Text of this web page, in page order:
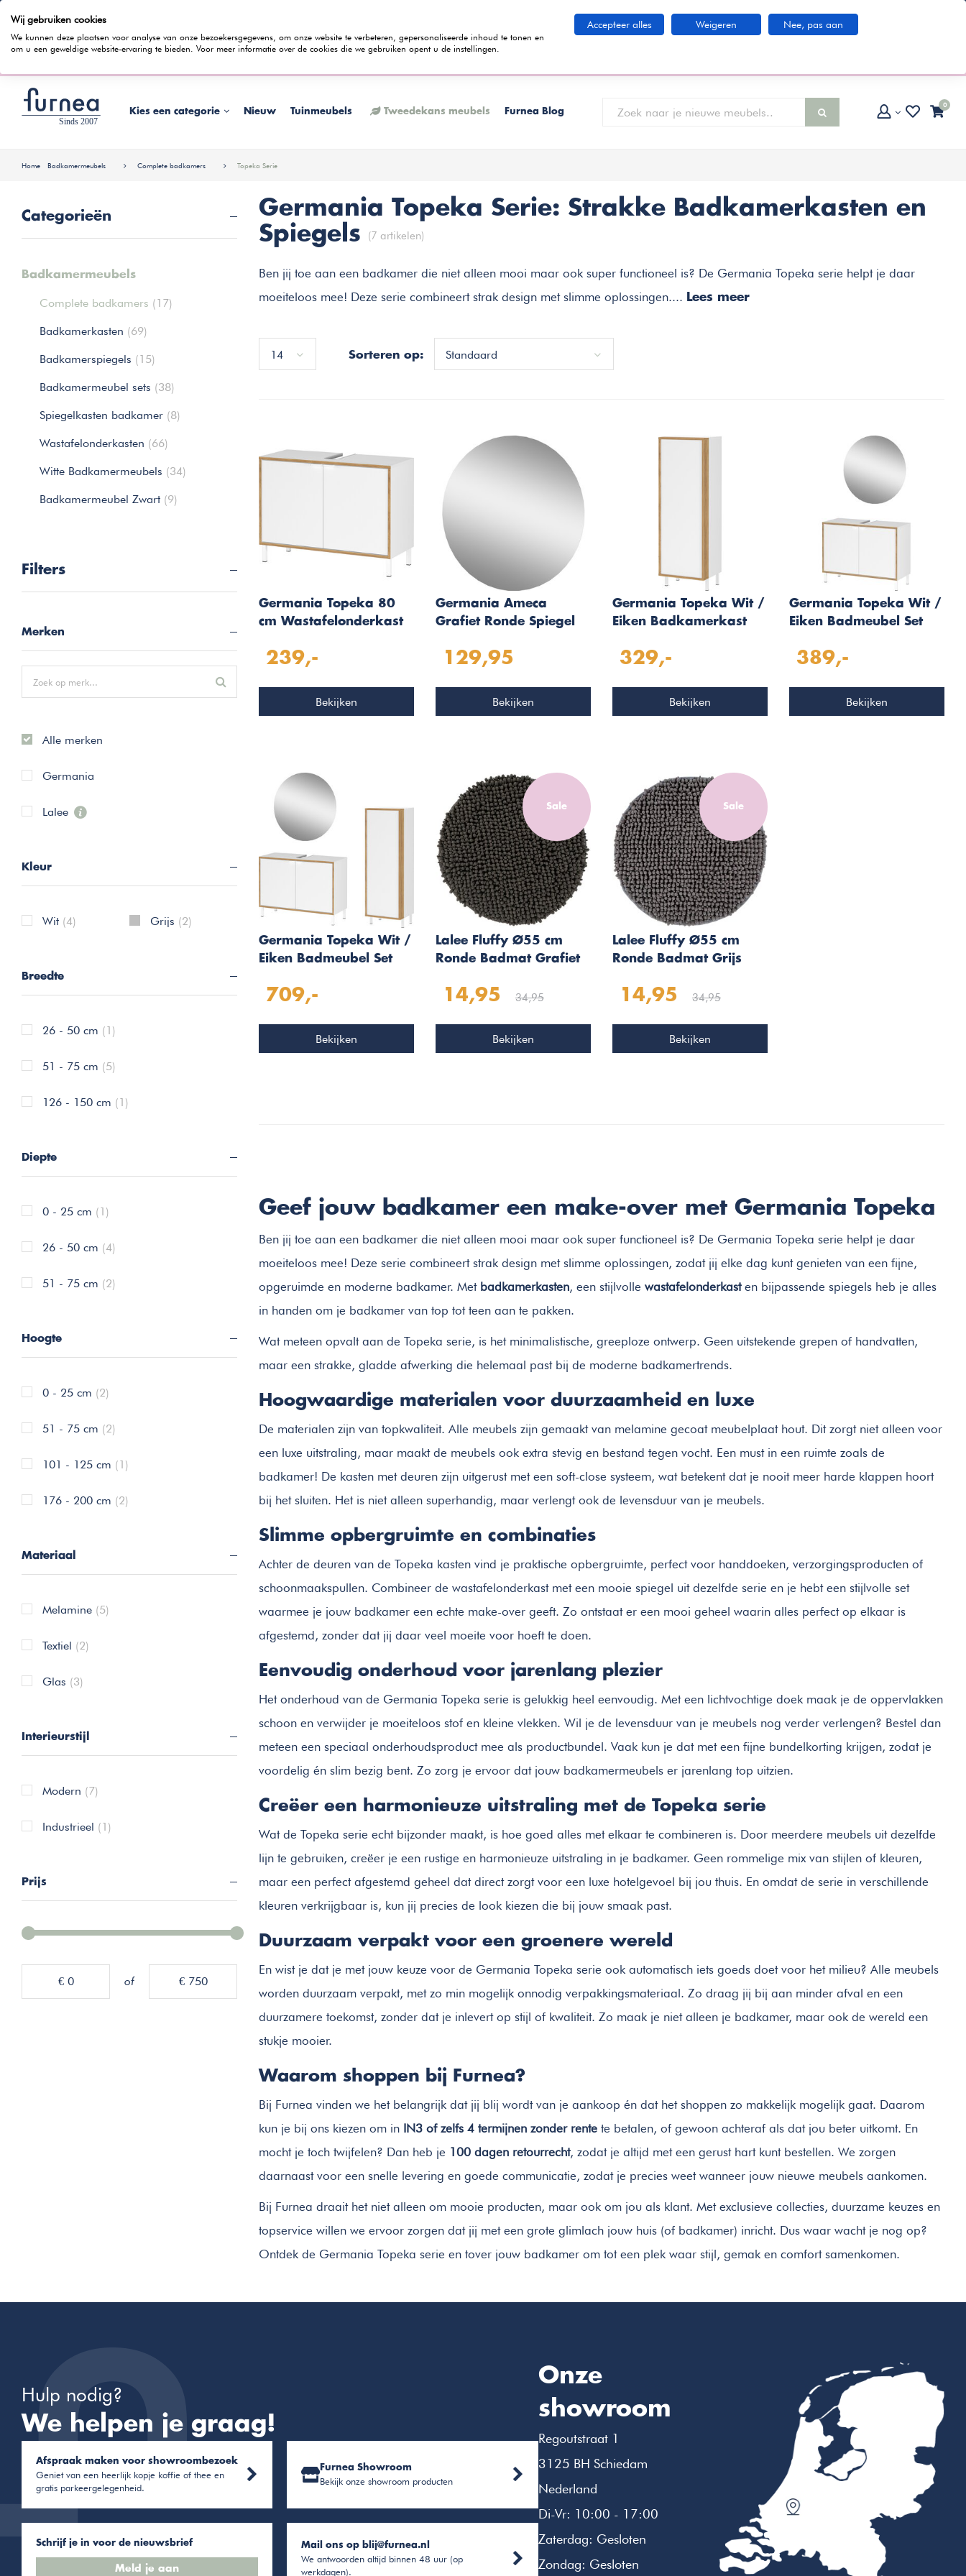
100 dagen bedenktijd
Wist je dat je ook in termijnen kunt betalen? Tijdens het bestelproces kun je kiezen voor de
Kies een categorie Nieuw Tuinmeubels Tweedekans meubels Furnea Blog
0
Home Badkamermeubels Complete badkamers Topeka Serie
Categorieën
Badkamermeubels
Complete badkamers (17)
Badkamerkasten (69)
Badkamerspiegels (15)
Badkamermeubel sets (38)
Spiegelkasten badkamer (8)
Wastafelonderkasten (66)
Witte Badkamermeubels (34)
Badkamermeubel Zwart (9)
Filters
Merken
Alle merken
Germania
Lalee
Kleur
Wit (4) Grijs (2)
Breedte
26 - 50 cm (1)
51 - 75 cm (5)
126 - 150 cm (1)
Diepte
0 - 25 cm (1)
26 - 50 cm (4)
51 - 75 cm (2)
Hoogte
0 - 25 cm (2)
51 - 75 cm (2)
101 - 125 cm (1)
176 - 200 cm (2)
Materiaal
Melamine (5)
Textiel (2)
Glas (3)
Interieurstijl
Modern (7)
Industrieel (1)
Prijs
€ 0 of € 750
Germania Topeka Serie: Strakke Badkamerkasten en
Spiegels
(7 artikelen)
Ben jij toe aan een badkamer die niet alleen mooi maar ook super functioneel is? De Germania Topeka serie helpt je daar
moeiteloos mee! Deze serie combineert strak design met slimme oplossingen.... Lees meer
14 Sorteren op: Standaard
Germania Topeka 80
cm Wastafelonderkast
239,-
Bekijken
Germania Ameca
Grafiet Ronde Spiegel
129,95
Bekijken
Germania Topeka Wit /
Eiken Badkamerkast
329,-
Bekijken
Germania Topeka Wit /
Eiken Badmeubel Set
389,-
Bekijken
Germania Topeka Wit /
Eiken Badmeubel Set
709,-
Bekijken
Sale
Lalee Fluffy Ø55 cm
Ronde Badmat Grafiet
14,95 34,95
Bekijken
Sale
Lalee Fluffy Ø55 cm
Ronde Badmat Grijs
14,95 34,95
Bekijken
Geef jouw badkamer een make-over met Germania Topeka
Ben jij toe aan een badkamer die niet alleen mooi maar ook super functioneel is? De Germania Topeka serie helpt je daar
moeiteloos mee! Deze serie combineert strak design met slimme oplossingen, zodat jij elke dag kunt genieten van een fijne,
opgeruimde en moderne badkamer. Met badkamerkasten, een stijlvolle wastafelonderkasten bijpassende spiegels heb je alles
in handen om je badkamer van top tot teen aan te pakken.
Wat meteen opvalt aan de Topeka serie, is het minimalistische, greeploze ontwerp. Geen uitstekende grepen of handvatten,
maar een strakke, gladde afwerking die helemaal past bij de moderne badkamertrends.
Hoogwaardige materialen voor duurzaamheid en luxe
De materialen zijn van topkwaliteit. Alle meubels zijn gemaakt van melamine gecoat meubelplaat hout. Dit zorgt niet alleen voor
een luxe uitstraling, maar maakt de meubels ook extra stevig en bestand tegen vocht. Een must in een ruimte zoals de
badkamer! De kasten met deuren zijn uitgerust met een soft-close systeem, wat betekent dat je nooit meer harde klappen hoort
bij het sluiten. Het is niet alleen superhandig, maar verlengt ook de levensduur van je meubels.
Slimme opbergruimte en combinaties
Achter de deuren van de Topeka kasten vind je praktische opbergruimte, perfect voor handdoeken, verzorgingsproducten of
schoonmaakspullen. Combineer de wastafelonderkast met een mooie spiegel uit dezelfde serie en je hebt een stijlvolle set
waarmee je jouw badkamer een echte make-over geeft. Zo ontstaat er een mooi geheel waarin alles perfect op elkaar is
afgestemd, zonder dat jij daar veel moeite voor hoeft te doen.
Eenvoudig onderhoud voor jarenlang plezier
Het onderhoud van de Germania Topeka serie is gelukkig heel eenvoudig. Met een lichtvochtige doek maak je de oppervlakken
schoon en verwijder je moeiteloos stof en kleine vlekken. Wil je de levensduur van je meubels nog verder verlengen? Bestel dan
meteen een speciaal onderhoudsproduct mee als productbundel. Vaak kun je dat met een fijne bundelkorting krijgen, zodat je
voordelig én slim bezig bent. Zo zorg je ervoor dat jouw badkamermeubels er jarenlang top uitzien.
Creëer een harmonieuze uitstraling met de Topeka serie
Wat de Topeka serie echt bijzonder maakt, is hoe goed alles met elkaar te combineren is. Door meerdere meubels uit dezelfde
lijn te gebruiken, creëer je een rustige en harmonieuze uitstraling in je badkamer. Geen rommelige mix van stijlen of kleuren,
maar een perfect afgestemd geheel dat direct zorgt voor een luxe hotelgevoel bij jou thuis. En omdat de serie in verschillende
kleuren verkrijgbaar is, kun jij precies de look kiezen die bij jouw smaak past.
Duurzaam verpakt voor een groenere wereld
En wist je dat je met jouw keuze voor de Germania Topeka serie ook automatisch iets goeds doet voor het milieu? Alle meubels
worden duurzaam verpakt, met zo min mogelijk onnodig verpakkingsmateriaal. Zo draag jij bij aan minder afval en een
duurzamere toekomst, zonder dat je inlevert op stijl of kwaliteit. Zo maak je niet alleen je badkamer, maar ook de wereld een
stukje mooier.
Waarom shoppen bij Furnea?
Bij Furnea vinden we het belangrijk dat jij blij wordt van je aankoop én dat het shoppen zo makkelijk mogelijk gaat. Daarom
kun je bij ons kiezen om in IN3 of zelfs 4 termijnen zonder rente te betalen, of gewoon achteraf als dat jou beter uitkomt. En
mocht je toch twijfelen? Dan heb je 100 dagen retourrecht, zodat je altijd met een gerust hart kunt bestellen. We zorgen
daarnaast voor een snelle levering en goede communicatie, zodat je precies weet wanneer jouw nieuwe meubels aankomen.
Bij Furnea draait het niet alleen om mooie producten, maar ook om jou als klant. Met exclusieve collecties, duurzame keuzes en
topservice willen we ervoor zorgen dat jij met een grote glimlach jouw huis (of badkamer) inricht. Dus waar wacht je nog op?
Ontdek de Germania Topeka serie en tover jouw badkamer om tot een plek waar stijl, gemak en comfort samenkomen.
Hulp nodig?
We helpen je graag!
Afspraak maken voor showroombezoek
Geniet van een heerlijk kopje koffie of thee en
gratis parkeergelegenheid.
Furnea Showroom
Bekijk onze showroom producten
Schrijf je in voor de nieuwsbrief
Meld je aan
Mail ons op blij@furnea.nl
We antwoorden altijd binnen 48 uur (op
werkdagen).
Onze
showroom
Regoutstraat 1
3125 BH Schiedam
Nederland
Di-Vr: 10:00 - 17:00
Zaterdag: Gesloten
Zondag: Gesloten
Wij gebruiken cookies
We kunnen deze plaatsen voor analyse van onze bezoekersgegevens, om onze website te verbeteren, gepersonaliseerde inhoud te tonen en
om u een geweldige website-ervaring te bieden. Voor meer informatie over de cookies die we gebruiken opent u de instellingen.
Accepteer alles Weigeren Nee, pas aan